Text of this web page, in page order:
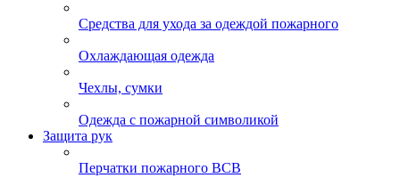
Средства для ухода за одеждой пожарного
Охлаждающая одежда
Чехлы, сумки
Одежда с пожарной символикой
Защита рук
Перчатки пожарного ВСВ